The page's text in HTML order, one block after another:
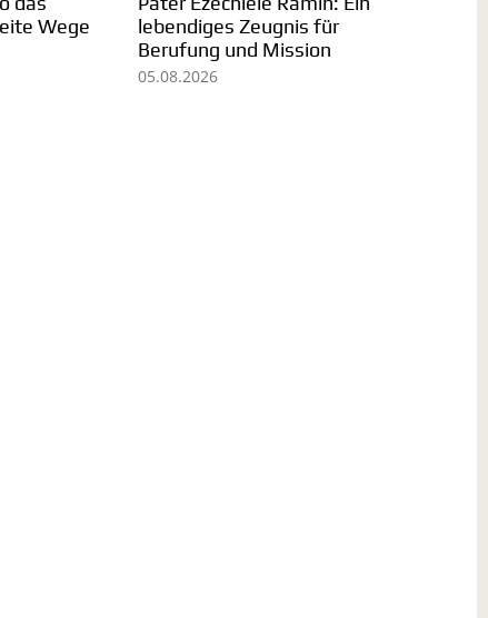
verabschiedet Pater
Deogratias Nguonzi
und Jetzt leben
31.07.2026